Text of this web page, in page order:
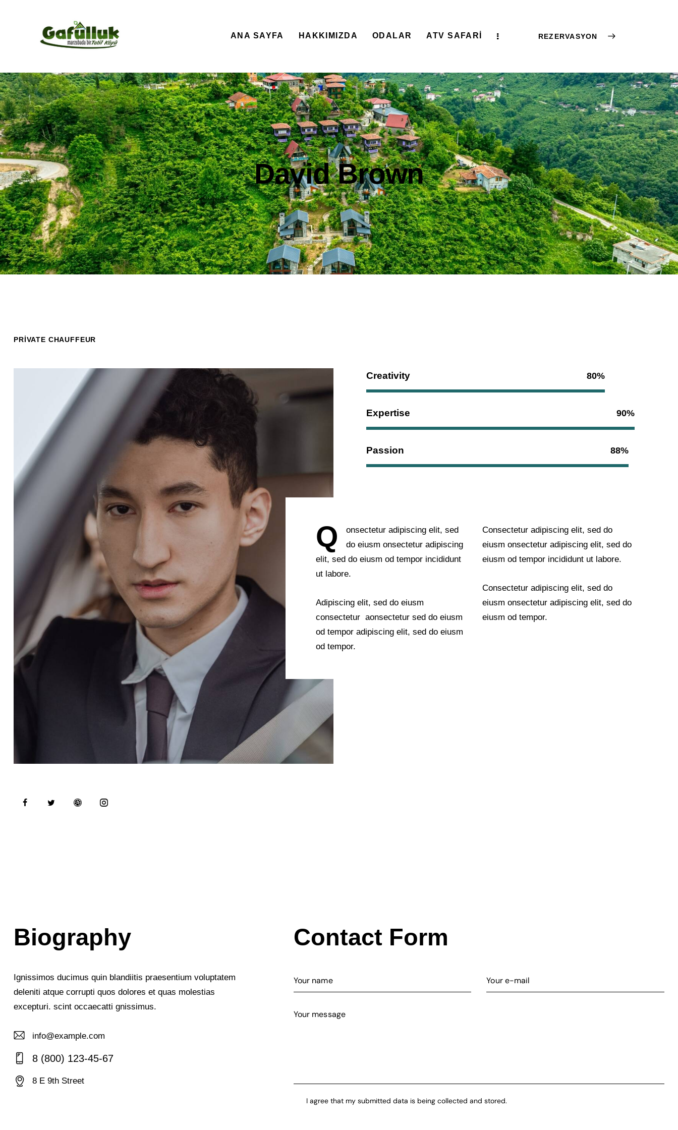
ANA SAYFA HAKKIMIZDA ODALAR ATV SAFARI REZERVASYON
David Brown
PRIVATE CHAUFFEUR
Creativity 80%
Expertise 90%
Passion 88%
Q
onsectetur adipiscing elit, sed
do eiusm onsectetur adipiscing
elit, sed do eiusm od tempor incididunt
ut labore.
Adipiscing elit, sed do eiusm
consectetur aonsectetur sed do eiusm
od tempor adipiscing elit, sed do eiusm
od tempor.
Consectetur adipiscing elit, sed do
eiusm onsectetur adipiscing elit, sed do
eiusm od tempor incididunt ut labore.
Consectetur adipiscing elit, sed do
eiusm onsectetur adipiscing elit, sed do
eiusm od tempor.
Biography
Ignissimos ducimus quin blandiitis praesentium voluptatem
deleniti atque corrupti quos dolores et quas molestias
excepturi. scint occaecatti gnissimus.
E-
m
ail:
info@example.com
Ph
on
8 (800) 123-45-67
8 E 9th Street
Contact Form
I agree that my submitted data is being collected and stored.